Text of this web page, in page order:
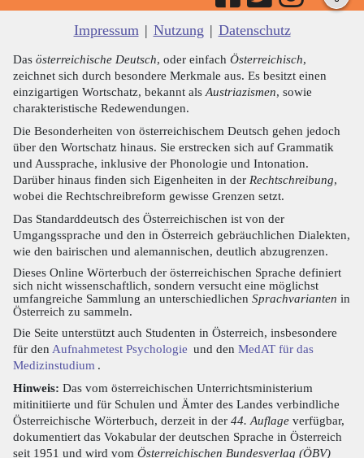
Impressum | Nutzung | Datenschutz
Das österreichische Deutsch, oder einfach Österreichisch,
zeichnet sich durch besondere Merkmale aus. Es besitzt einen
einzigartigen Wortschatz, bekannt als Austriazismen, sowie
charakteristische Redewendungen.
Die Besonderheiten von österreichischem Deutsch gehen jedoch
über den Wortschatz hinaus. Sie erstrecken sich auf Grammatik
und Aussprache, inklusive der Phonologie und Intonation.
Darüber hinaus finden sich Eigenheiten in der Rechtschreibung,
wobei die Rechtschreibreform gewisse Grenzen setzt.
Das Standarddeutsch des Österreichischen ist von der
Umgangssprache und den in Österreich gebräuchlichen Dialekten,
wie den bairischen und alemannischen, deutlich abzugrenzen.
Dieses Online Wörterbuch der österreichischen Sprache definiert
sich nicht wissenschaftlich, sondern versucht eine möglichst
umfangreiche Sammlung an unterschiedlichen Sprachvarianten in
Österreich zu sammeln.
Die Seite unterstützt auch Studenten in Österreich, insbesondere
für den Aufnahmetest Psychologie und den MedAT für das
Medizinstudium .
Hinweis: Das vom österreichischen Unterrichtsministerium
mitinitiierte und für Schulen und Ämter des Landes verbindliche
Österreichische Wörterbuch, derzeit in der 44. Auflage verfügbar,
dokumentiert das Vokabular der deutschen Sprache in Österreich
seit 1951 und wird vom Österreichischen Bundesverlag (ÖBV)